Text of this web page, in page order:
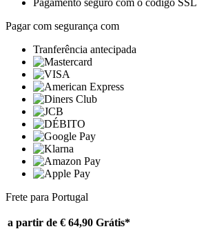
Pagar com segurança com
Tranferência antecipada
Frete para Portugal
a partir de € 64,90 Grátis*